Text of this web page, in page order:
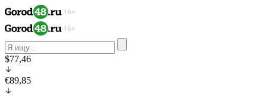
$77,46
€89,85